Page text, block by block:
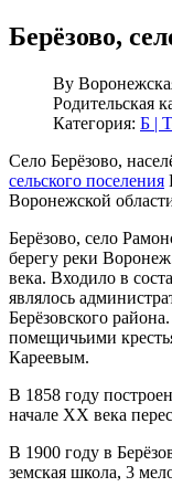
Берёзово,
By
Родительская
Категория: Б |
Село Берёзово,
сельского поселения
Воронежской
Берёзово, село
берегу реки
века. Входило в
являлось
Берёзовского
помещичьими
Кареевым.
В 1858 году
начале XX века
В 1900 году в
земская школа, 3